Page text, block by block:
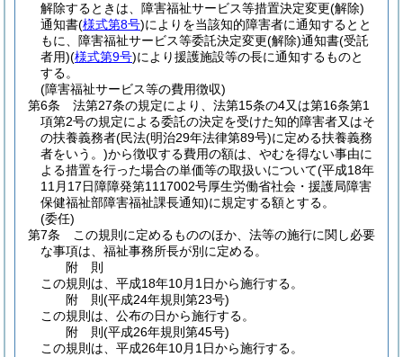
解除するときは、障害福祉サービス等措置決定変更(解除)
通知書(様式第8号)によりを当該知的障害者に通知するとと
もに、障害福祉サービス等委託決定変更(解除)通知書(受託
者用)(様式第9号)により援護施設等の長に通知するものと
する。
(障害福祉サービス等の費用徴収)
第6条
法第27条の規定により、法第15条の4又は第16条第1
項第2号の規定による委託の決定を受けた知的障害者又はそ
の扶養義務者(民法(明治29年法律第89号)に定める扶養義務
者をいう。)から徴収する費用の額は、やむを得ない事由に
よる措置を行った場合の単価等の取扱いについて(平成18年
11月17日障障発第1117002号厚生労働省社会・援護局障害
保健福祉部障害福祉課長通知)に規定する額とする。
(委任)
第7条
この規則に定めるもののほか、法等の施行に関し必要
な事項は、福祉事務所長が別に定める。
附 則
この規則は、平成18年10月1日から施行する。
附 則(平成24年規則第23号)
この規則は、公布の日から施行する。
附 則(平成26年規則第45号)
この規則は、平成26年10月1日から施行する。